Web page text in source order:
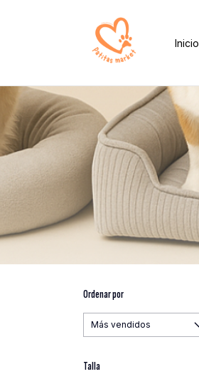
Inicio
Ordenar por
Talla